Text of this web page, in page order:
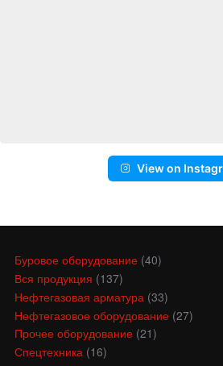
View on
Буровое оборудование(40)
Вся продукция (137)
Нефтегазовая арматура (33)
Нефтегазовое оборудование(27)
Прочее оборудование(21)
Спецтехника(16)